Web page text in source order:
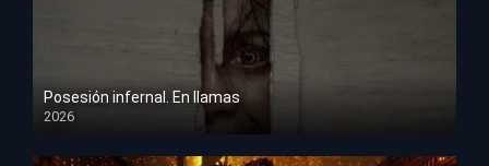
Posesión infernal. En llamas
2026
HD 1080p